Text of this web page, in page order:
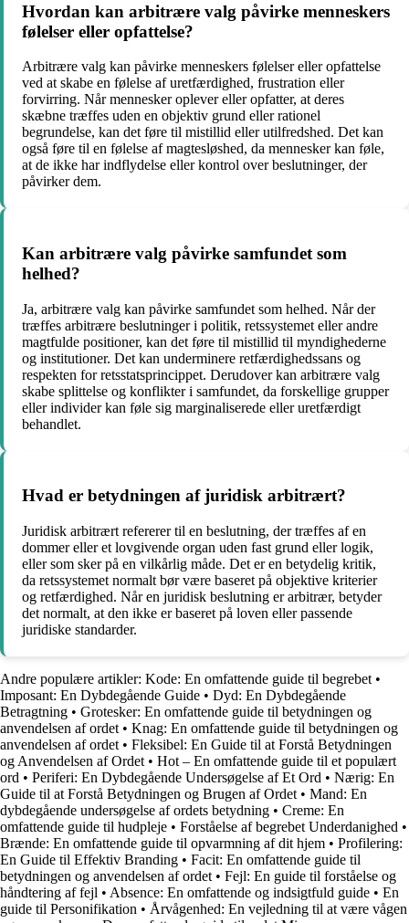
Hvordan kan arbitrære valg påvirke menneskers
følelser eller opfattelse?
Arbitrære valg kan påvirke menneskers følelser eller opfattelse
ved at skabe en følelse af uretfærdighed, frustration eller
forvirring. Når mennesker oplever eller opfatter, at deres
skæbne træffes uden en objektiv grund eller rationel
begrundelse, kan det føre til mistillid eller utilfredshed. Det kan
også føre til en følelse af magtesløshed, da mennesker kan føle,
at de ikke har indflydelse eller kontrol over beslutninger, der
påvirker dem.
Kan arbitrære valg påvirke samfundet som
helhed?
Ja, arbitrære valg kan påvirke samfundet som helhed. Når der
træffes arbitrære beslutninger i politik, retssystemet eller andre
magtfulde positioner, kan det føre til mistillid til myndighederne
og institutioner. Det kan underminere retfærdighedssans og
respekten for retsstatsprincippet. Derudover kan arbitrære valg
skabe splittelse og konflikter i samfundet, da forskellige grupper
eller individer kan føle sig marginaliserede eller uretfærdigt
behandlet.
Hvad er betydningen af juridisk arbitrært?
Juridisk arbitrært refererer til en beslutning, der træffes af en
dommer eller et lovgivende organ uden fast grund eller logik,
eller som sker på en vilkårlig måde. Det er en betydelig kritik,
da retssystemet normalt bør være baseret på objektive kriterier
og retfærdighed. Når en juridisk beslutning er arbitrær, betyder
det normalt, at den ikke er baseret på loven eller passende
juridiske standarder.
Andre populære artikler: Kode: En omfattende guide til begrebet •
Imposant: En Dybdegående Guide • Dyd: En Dybdegående
Betragtning • Grotesker: En omfattende guide til betydningen og
anvendelsen af ordet • Knag: En omfattende guide til betydningen og
anvendelsen af ordet • Fleksibel: En Guide til at Forstå Betydningen
og Anvendelsen af Ordet • Hot – En omfattende guide til et populært
ord • Periferi: En Dybdegående Undersøgelse af Et Ord • Nærig: En
Guide til at Forstå Betydningen og Brugen af Ordet • Mand: En
dybdegående undersøgelse af ordets betydning • Creme: En
omfattende guide til hudpleje • Forståelse af begrebet Underdanighed •
Brænde: En omfattende guide til opvarmning af dit hjem • Profilering:
En Guide til Effektiv Branding • Facit: En omfattende guide til
betydningen og anvendelsen af ordet • Fejl: En guide til forståelse og
håndtering af fejl • Absence: En omfattende og indsigtfuld guide • En
guide til Personifikation • Årvågenhed: En vejledning til at være vågen